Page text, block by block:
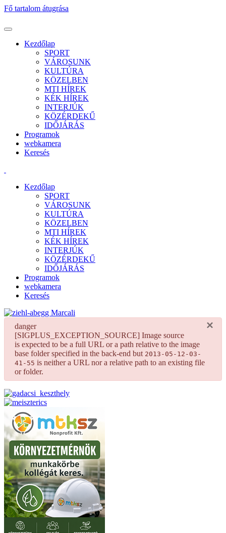
Fő tartalom átugrása
Kezdőlap
SPORT
VÁROSUNK
KULTÚRA
KÖZELBEN
MTI HÍREK
KÉK HÍREK
INTERJÚK
KÖZÉRDEKŰ
IDŐJÁRÁS
Programok
webkamera
Keresés
Kezdőlap
SPORT
VÁROSUNK
KULTÚRA
KÖZELBEN
MTI HÍREK
KÉK HÍREK
INTERJÚK
KÖZÉRDEKŰ
IDŐJÁRÁS
Programok
webkamera
Keresés
×
danger
[SIGPLUS_EXCEPTION_SOURCE] Image source
is expected to be a full URL or a path relative to the image
base folder specified in the back-end but 2013-05-12-03-
41-55 is neither a URL nor a relative path to an existing file
or folder.